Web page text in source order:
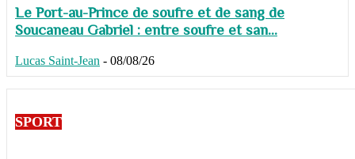
Le Port-au-Prince de soufre et de sang de
Soucaneau Gabriel : entre soufre et san...
Lucas Saint-Jean - 08/08/26
SPORT